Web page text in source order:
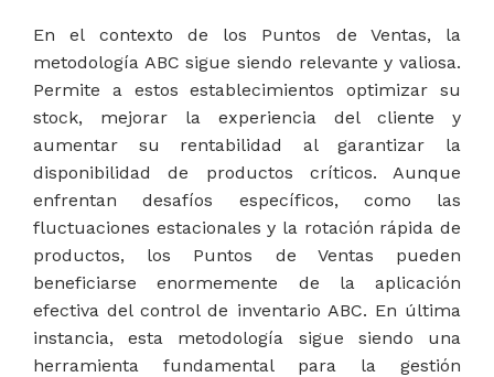
En el contexto de los Puntos de Ventas, la
metodología ABC sigue siendo relevante y valiosa.
Permite a estos establecimientos optimizar su
stock, mejorar la experiencia del cliente y
aumentar su rentabilidad al garantizar la
disponibilidad de productos críticos. Aunque
enfrentan desafíos específicos, como las
fluctuaciones estacionales y la rotación rápida de
productos, los Puntos de Ventas pueden
beneficiarse enormemente de la aplicación
efectiva del control de inventario ABC. En última
instancia, esta metodología sigue siendo una
herramienta fundamental para la gestión